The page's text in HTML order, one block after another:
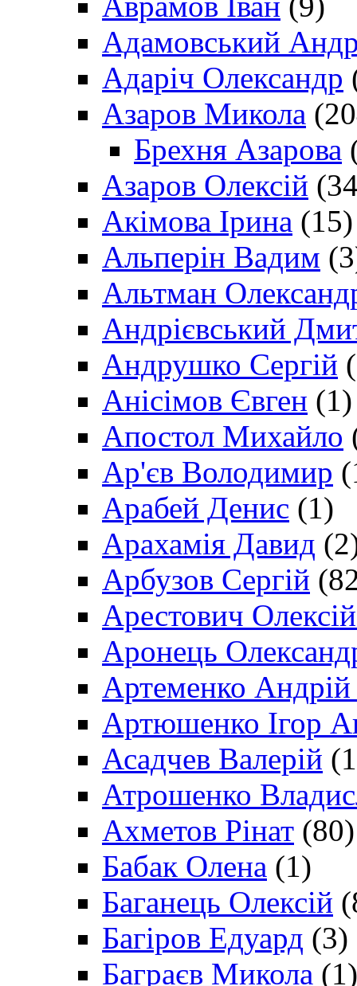
Адамовський
Адаріч Олександр
Азаров Микола
Брехня Азарова
Азаров Олексій
Акімова Ірина (15)
Альперін Вадим
Альтман
Андрієвський
Андрушко Сергій
Анісімов Євген (1)
Апостол Михайло
Ар'єв Володимир
Арабей Денис (1)
Арахамія Давид
Арбузов Сергій
Арестович
Аронець
Артеменко Андрій
Артюшенко Ігор
Асадчев Валерій
Атрошенко
Ахметов Рінат (80)
Бабак Олена (1)
Баганець Олексій
Багіров Едуард (3)
Баграєв Микола (1)